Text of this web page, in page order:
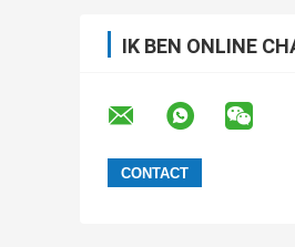
IK BEN ONLINE